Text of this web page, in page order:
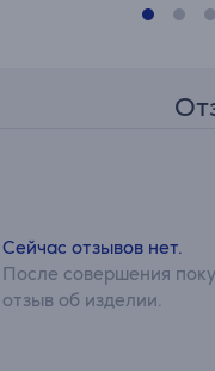
Сейчас отзывов нет.
После совершения
отзыв об изделии.